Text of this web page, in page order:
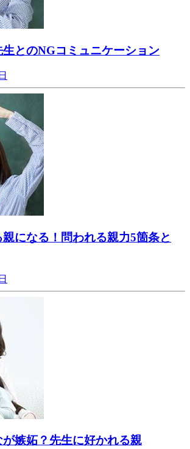
とのNGコミュニケーション
になる！問われる親力5箇条と
が嫉妬？先生に好かれる親